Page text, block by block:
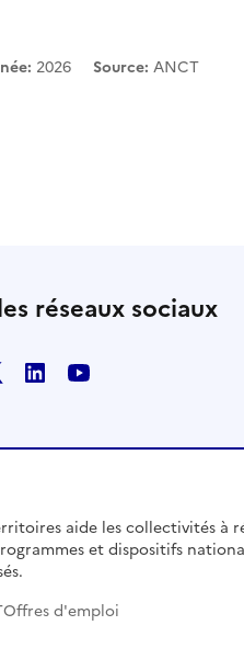
2026 Source: ANCT
réseaux sociaux
LinkedinYoutube
aide les collectivités à
et dispositifs
Offres d'emploi